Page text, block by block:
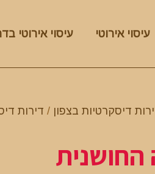
עיסוי אירוטי עיסוי אירוטי
דיסקרטיות בצפון / דירות